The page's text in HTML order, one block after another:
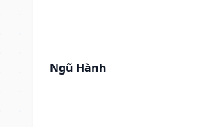
Ngũ Hành